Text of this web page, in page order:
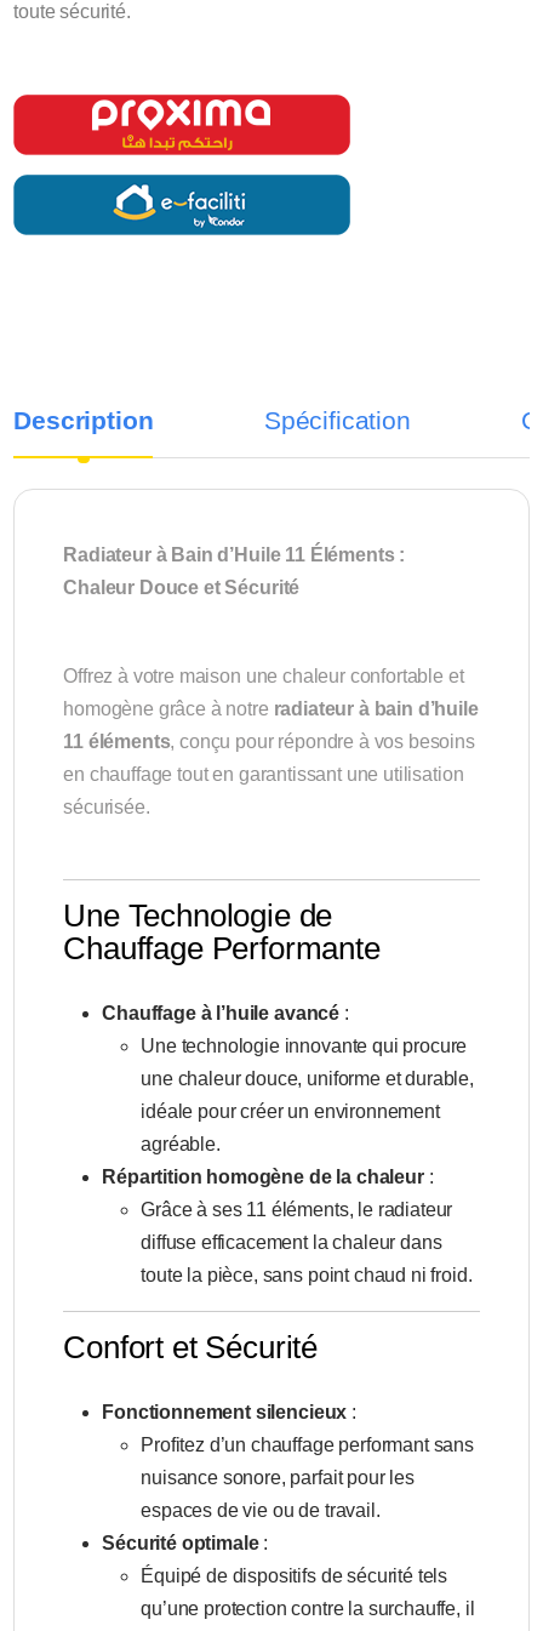
toute sécurité.
Description Spécification
Radiateur à Bain d’Huile 11 Éléments :
Chaleur Douce et Sécurité
Offrez à votre maison une chaleur confortable et
homogène grâce à notre radiateur à bain d’huile
11 éléments, conçu pour répondre à vos besoins
en chauffage tout en garantissant une utilisation
sécurisée.
Une Technologie de
Chauffage Performante
Chauffage à l’huile avancé :
Une technologie innovante qui procure
une chaleur douce, uniforme et durable,
idéale pour créer un environnement
agréable.
Répartition homogène de la chaleur:
Grâce à ses 11 éléments, le radiateur
diffuse efficacement la chaleur dans
toute la pièce, sans point chaud ni froid.
Confort et Sécurité
Fonctionnement silencieux :
Profitez d’un chauffage performant sans
nuisance sonore, parfait pour les
espaces de vie ou de travail.
Sécurité optimale:
Équipé de dispositifs de sécurité tels
qu’une protection contre la surchauffe, il